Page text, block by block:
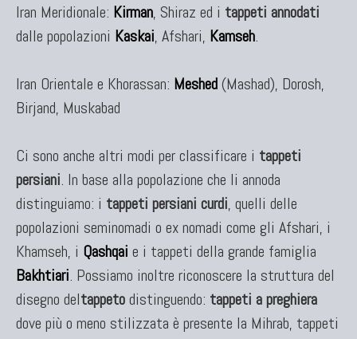
Iran Meridionale: Kirman, Shiraz ed i tappeti annodati
dalle popolazioni Kaskai, Afshari, Kamseh.
Iran Orientale e Khorassan: Meshed(Mashad), Dorosh,
Birjand, Muskabad
Ci sono anche altri modi per classificare i tappeti
persiani. In base alla popolazione che li annoda
distinguiamo: i tappeti persiani curdi, quelli delle
popolazioni seminomadi o ex nomadi come gli Afshari, i
Khamseh, i Qashqai e i tappeti della grande famiglia
Bakhtiari. Possiamo inoltre riconoscere la struttura del
disegno deltappetodistinguendo: tappeti a preghiera
dove più o meno stilizzata è presente la Mihrab, tappeti